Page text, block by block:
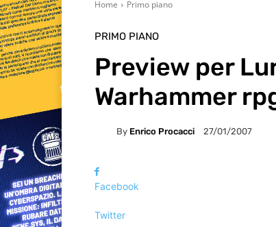
Home Primo piano
PRIMO PIANO
Preview per
Warhammer
By Enrico Procacci 27/01/2007
Facebook
Twitter